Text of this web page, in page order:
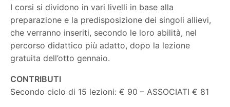
I corsi si dividono in vari livelli in base alla
preparazione e la predisposizione dei singoli allievi,
che verranno inseriti, secondo le loro abilità, nel
percorso didattico più adatto, dopo la lezione
gratuita dell’otto gennaio.
CONTRIBUTI
Secondo ciclo di 15 lezioni: € 90 – ASSOCIATI € 81